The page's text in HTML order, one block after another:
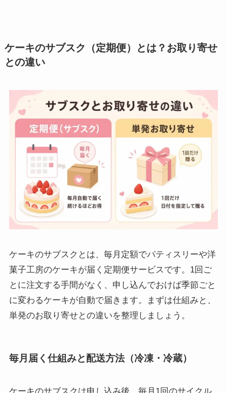
ケーキのサブスク（定期便）とは？お取り寄せ
との違い
ケーキのサブスクとは、毎月定額でパティスリーや洋
菓子工房のケーキが届く定期便サービスです。1回ご
とに注文する手間がなく、申し込んでおけば季節ごと
に変わるケーキが自動で届きます。まずは仕組みと、
単発のお取り寄せとの違いを整理しましょう。
毎月届く仕組みと配送方法（冷凍・冷蔵）